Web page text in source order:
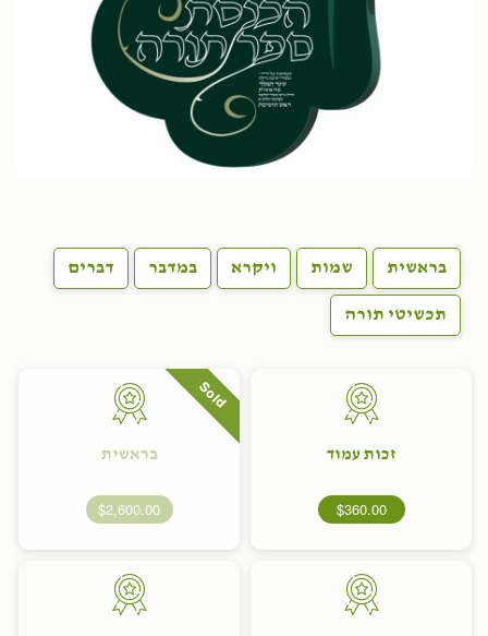
בראשית שמות ויקרא במדבר דברים
תכשיטי תורה
זכות עמוד
$360.00
Sold
בראשית
$2,600.00